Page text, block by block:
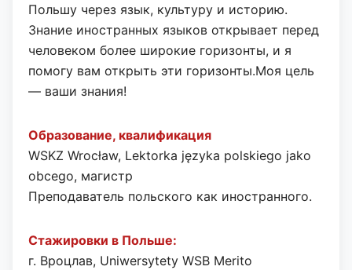
Польшу через язык, культуру и историю.
Знание иностранных языков открывает перед
человеком более широкие горизонты, и я
помогу вам открыть эти горизонты.Моя цель
— ваши знания!
Образование, квалификация
WSKZ Wrocław, Lektorka języka polskiego jako
obcego, магистр
Преподаватель польского как иностранного.
Стажировки в Польше:
г. Вроцлав, Uniwersytety WSB Merito